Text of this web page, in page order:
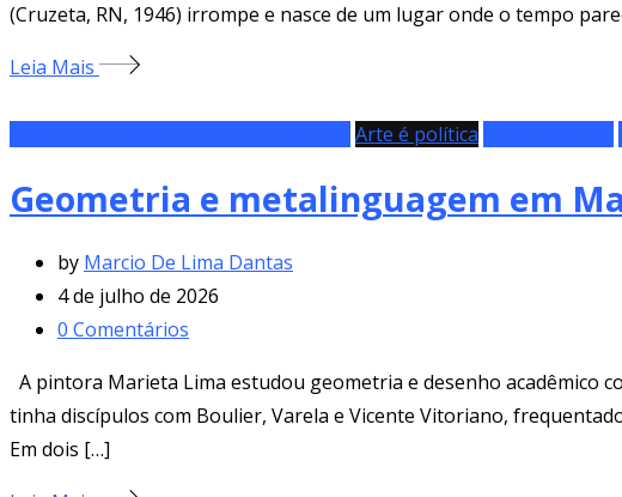
(Cruzeta, RN, 1946) irrompe e nasce de um lugar onde o tempo
Leia Mais
Arte é política
Geometria e metalinguagem em
by Marcio De Lima Dantas
4 de julho de 2026
0 Comentários
A pintora Marieta Lima estudou geometria e desenho acadêmico
tinha discípulos com Boulier, Varela e Vicente Vitoriano,
Em dois […]